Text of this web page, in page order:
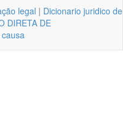
legal | Dicionario juridico de
DIRETA DE